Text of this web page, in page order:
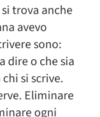
trova anche
avevo
sono:
dire o che sia
si scrive.
Eliminare
ogni